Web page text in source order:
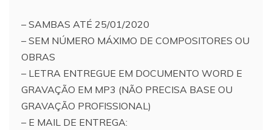
– SAMBAS ATÉ 25/01/2020
– SEM NÚMERO MÁXIMO DE COMPOSITORES OU
OBRAS
– LETRA ENTREGUE EM DOCUMENTO WORD E
GRAVAÇÃO EM MP3 (NÃO PRECISA BASE OU
GRAVAÇÃO PROFISSIONAL)
– E MAIL DE ENTREGA: